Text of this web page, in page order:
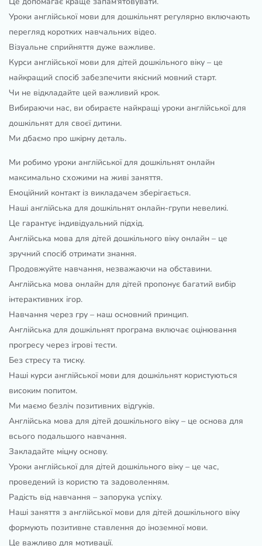
Уроки англійської мови для дошкільнят регулярно включають
перегляд коротких навчальних відео.
Візуальне сприйняття дуже важливе.
Курси англійської мови для дітей дошкільного віку – це
найкращий спосіб забезпечити якісний мовний старт.
Чи не відкладайте цей важливий крок.
Вибираючи нас, ви обираєте найкращі уроки англійської для
дошкільнят для своєї дитини.
Ми дбаємо про шкірну деталь.
Ми робимо уроки англійської для дошкільнят онлайн
максимально схожими на живі заняття.
Емоційний контакт із викладачем зберігається.
Наші англійська для дошкільнят онлайн-групи невеликі.
Це гарантує індивідуальний підхід.
Англійська мова для дітей дошкільного віку онлайн – це
зручний спосіб отримати знання.
Продовжуйте навчання, незважаючи на обставини.
Англійська мова онлайн для дітей пропонує багатий вибір
інтерактивних ігор.
Навчання через гру – наш основний принцип.
Англійська для дошкільнят програма включає оцінювання
прогресу через ігрові тести.
Без стресу та тиску.
Наші курси англійської мови для дошкільнят користуються
високим попитом.
Ми маємо безліч позитивних відгуків.
Англійська мова для дітей дошкільного віку – це основа для
всього подальшого навчання.
Закладайте міцну основу.
Уроки англійської для дітей дошкільного віку – це час,
проведений із користю та задоволенням.
Радість від навчання – запорука успіху.
Наші заняття з англійської мови для дітей дошкільного віку
формують позитивне ставлення до іноземної мови.
Це важливо для мотивації.